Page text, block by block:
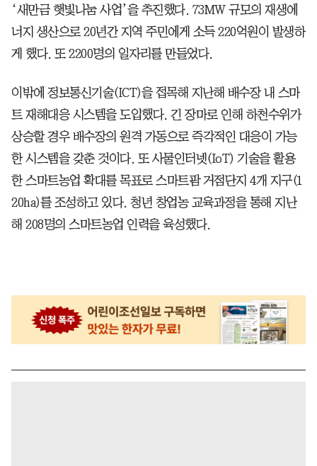
‘새만금 햇빛나눔 사업’을 추진했다. 73MW 규모의 재생에
너지 생산으로 20년간 지역 주민에게 소득 220억원이 발생하
게 했다. 또 2200명의 일자리를 만들었다.
이밖에 정보통신기술(ICT)을 접목해 지난해 배수장 내 스마
트 재해대응 시스템을 도입했다. 긴 장마로 인해 하천수위가
상승할 경우 배수장의 원격 가동으로 즉각적인 대응이 가능
한 시스템을 갖춘 것이다. 또 사물인터넷(IoT) 기술을 활용
한 스마트농업 확대를 목표로 스마트팜 거점단지 4개 지구(1
20ha)를 조성하고 있다. 청년 창업농 교육과정을 통해 지난
해 208명의 스마트농업 인력을 육성했다.